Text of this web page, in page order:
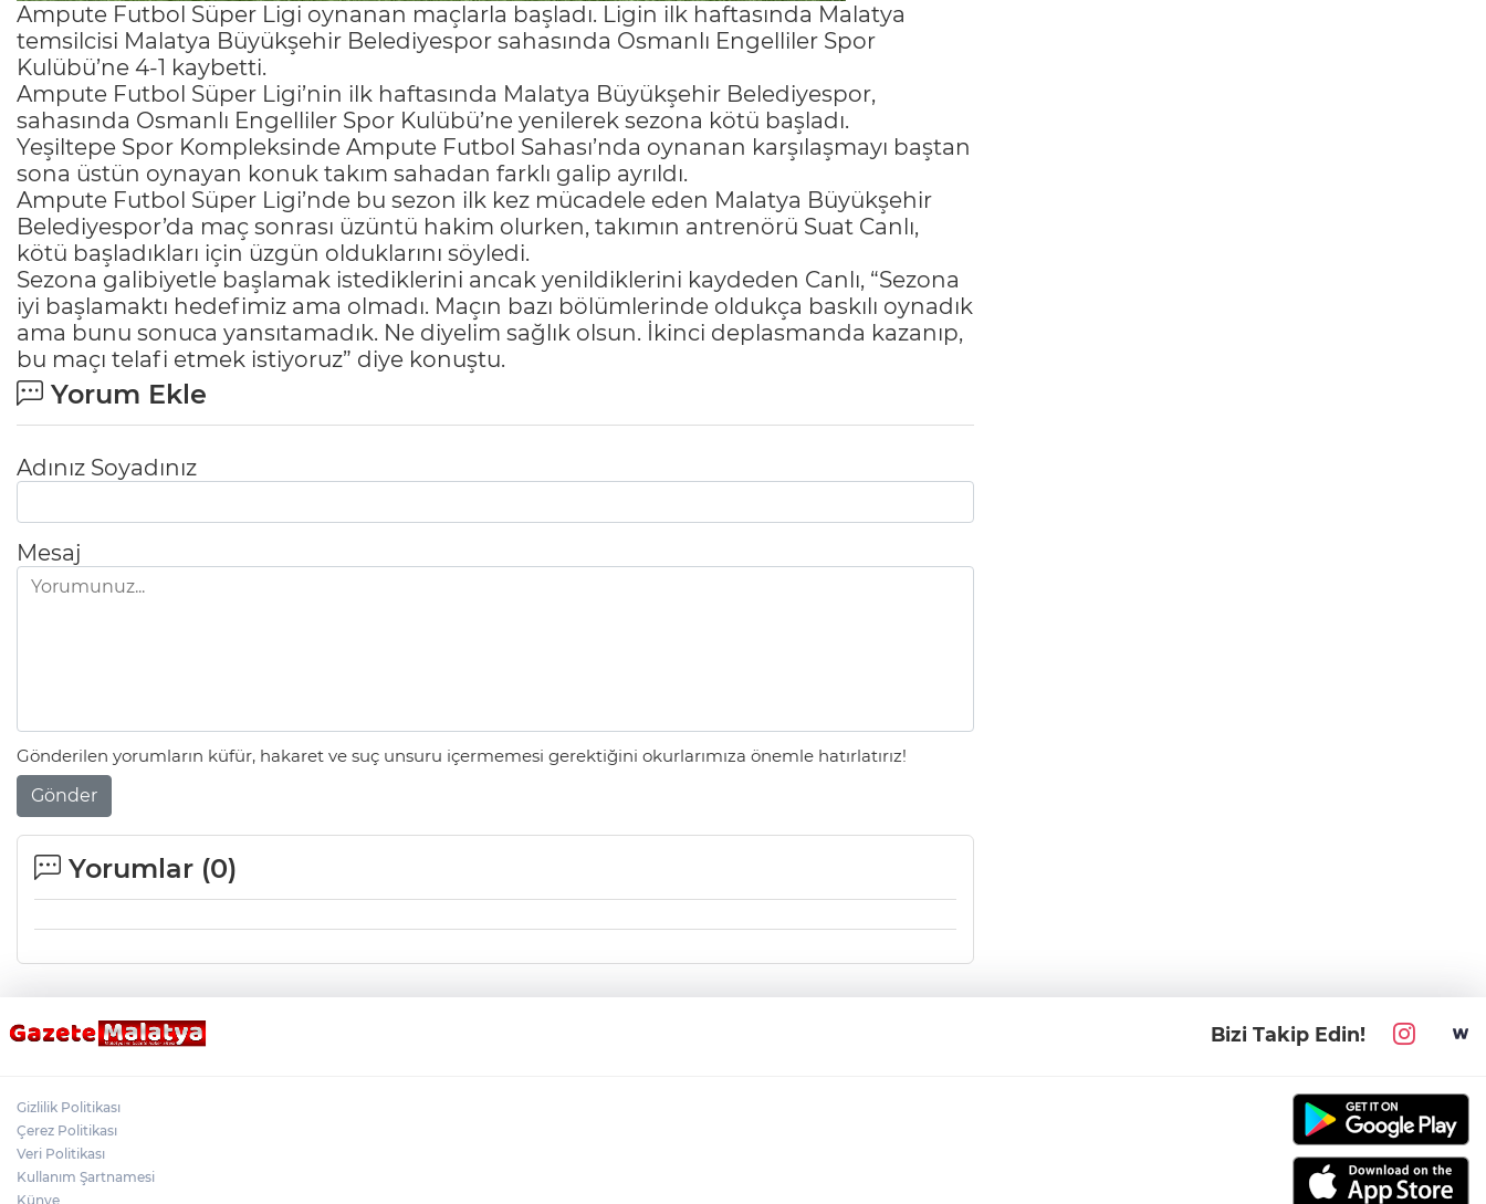
Ampute Futbol Süper Ligi oynanan maçlarla başladı. Ligin ilk haftasında Malatya
temsilcisi Malatya Büyükşehir Belediyespor sahasında Osmanlı Engelliler Spor
Kulübü’ne 4-1 kaybetti.
Ampute Futbol Süper Ligi’nin ilk haftasında Malatya Büyükşehir Belediyespor,
sahasında Osmanlı Engelliler Spor Kulübü’ne yenilerek sezona kötü başladı.
Yeşiltepe Spor Kompleksinde Ampute Futbol Sahası’nda oynanan karşılaşmayı baştan
sona üstün oynayan konuk takım sahadan farklı galip ayrıldı.
Ampute Futbol Süper Ligi’nde bu sezon ilk kez mücadele eden Malatya Büyükşehir
Belediyespor’da maç sonrası üzüntü hakim olurken, takımın antrenörü Suat Canlı,
kötü başladıkları için üzgün olduklarını söyledi.
Sezona galibiyetle başlamak istediklerini ancak yenildiklerini kaydeden Canlı, “Sezona
iyi başlamaktı hedefimiz ama olmadı. Maçın bazı bölümlerinde oldukça baskılı oynadık
ama bunu sonuca yansıtamadık. Ne diyelim sağlık olsun. İkinci deplasmanda kazanıp,
bu maçı telafi etmek istiyoruz” diye konuştu.
Yorum Ekle
Adınız Soyadınız
Mesaj
Gönderilen yorumların küfür, hakaret ve suç unsuru içermemesi gerektiğini okurlarımıza önemle hatırlatırız!
Gönder
Yorumlar (0)
Bizi Takip Edin!
Gizlilik Politikası
Çerez Politikası
Veri Politikası
Kullanım Şartnamesi
Künye